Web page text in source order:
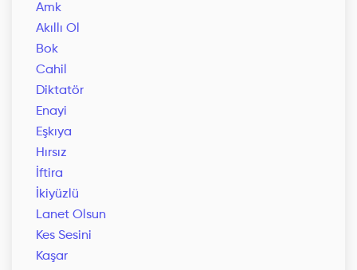
Amk
Akıllı Ol
Bok
Cahil
Diktatör
Enayi
Eşkıya
Hırsız
İftira
İkiyüzlü
Lanet Olsun
Kes Sesini
Kaşar